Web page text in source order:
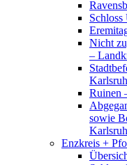
Nicht
–
Ruinen
sowie
Enzkreis +